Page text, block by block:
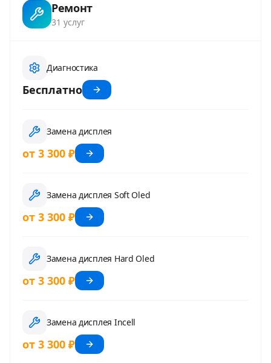
Ремонт
31 услуг
Диагностика
Бесплатно
Замена дисплея
от 3 300 ₽
Замена дисплея Soft Oled
от 3 300 ₽
Замена дисплея Hard Oled
от 3 300 ₽
Замена дисплея Incell
от 3 300 ₽